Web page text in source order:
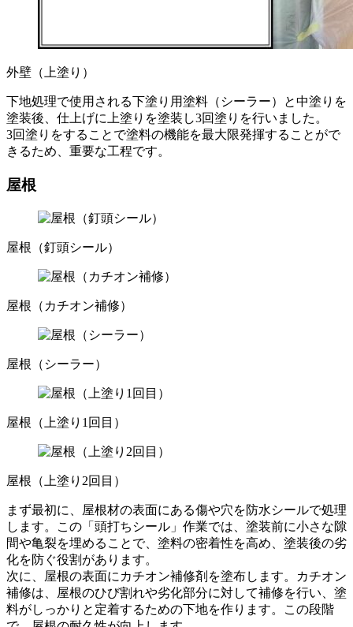
外壁（上塗り）
下地処理で使用される下塗り用塗料（シーラー）と中塗りを
塗装後、仕上げに上塗りを塗装し3回塗りを行いました。
3回塗りをすることで塗料の機能を最大限発揮することがで
きるため、重要な工程です。
屋根
屋根（釘頭シール）
屋根（カチオン補修）
屋根（シーラー）
屋根（上塗り1回目）
屋根（上塗り2回目）
まず最初に、屋根材の表面にある傷や穴を防水シールで処理
します。この「頭打ちシール」作業では、塗装前に小さな隙
間や亀裂を埋めることで、塗料の密着性を高め、塗装後の劣
化を防ぐ役割があります。
次に、屋根の表面にカチオン補修剤を塗布します。カチオン
補修は、屋根のひび割れや劣化部分に対して補修を行い、塗
料がしっかりと定着するための下地を作ります。この段階